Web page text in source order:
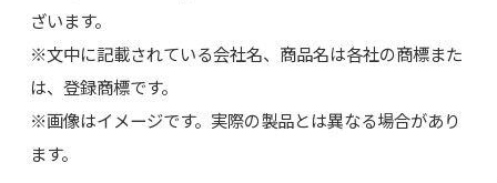
ざいます。
※文中に記載されている会社名、商品名は各社の商標また
は、登録商標です。
※画像はイメージです。実際の製品とは異なる場合があり
ます。